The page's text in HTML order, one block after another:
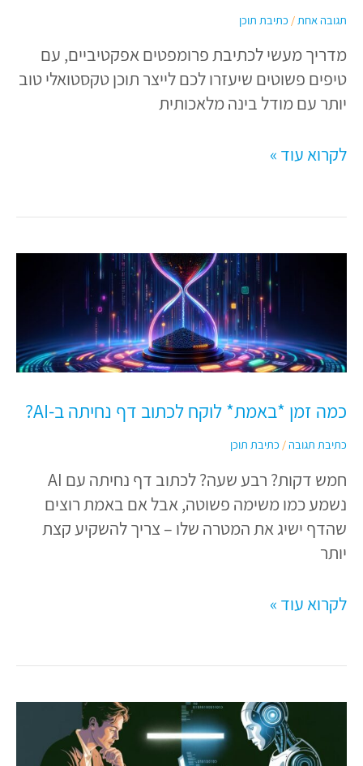
תגובה אחת / כתיבת תוכן
מדריך מעשי לכתיבת פרומפטים אפקטיביים, עם
טיפים פשוטים שיעזרו לכם לייצר תוכן טקסטואלי טוב
יותר עם מודל בינה מלאכותית
לקרוא עוד »
כמה זמן *באמת* לוקח לכתוב דף נחיתה ב-AI?
כתיבת תגובה/ כתיבת תוכן
חמש דקות? רבע שעה? לכתוב דף נחיתה עם AI
נשמע כמו משימה פשוטה, אבל אם באמת רוצים
שהדף ישיג את המטרה שלו – צריך להשקיע קצת
יותר
לוקח
לכתוב
נחיתה
לקרוא עוד »